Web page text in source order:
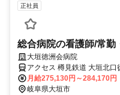
正社員
総合病院の看護師/常勤
大垣徳洲会病院
アクセス 樽見鉄道 大垣北
分、樽見鉄道 大垣北口徒歩
月給275,130円～284,170円
岐阜県大垣市